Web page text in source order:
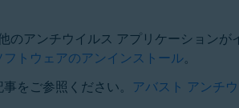
アンチウイルス アプリケーションが
トウェアのアンインストール。
をご参照ください。 アバスト アンチ